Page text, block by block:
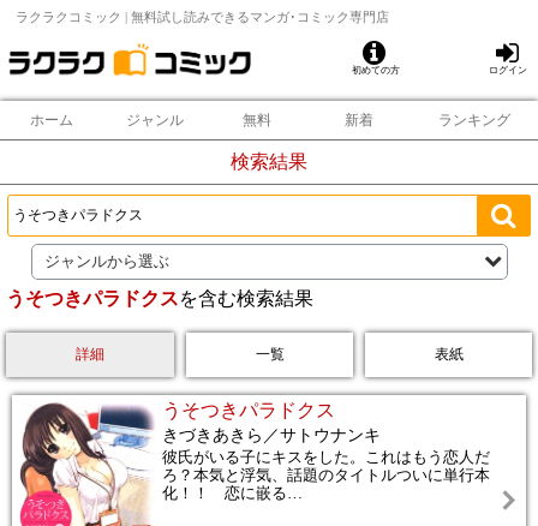
ラクラクコミック | 無料試し読みできるマンガ･コミック専門店
初めての方 ログイン
ホーム ジャンル 無料 新着 ランキング
検索結果
ジャンルから選ぶ
うそつきパラドクスを含む検索結果
詳細 一覧 表紙
うそつきパラドクス
きづきあきら／サトウナンキ
彼氏がいる子にキスをした。これはもう恋人だ
ろ？本気と浮気、話題のタイトルついに単行本
化！！ 恋に嵌る…